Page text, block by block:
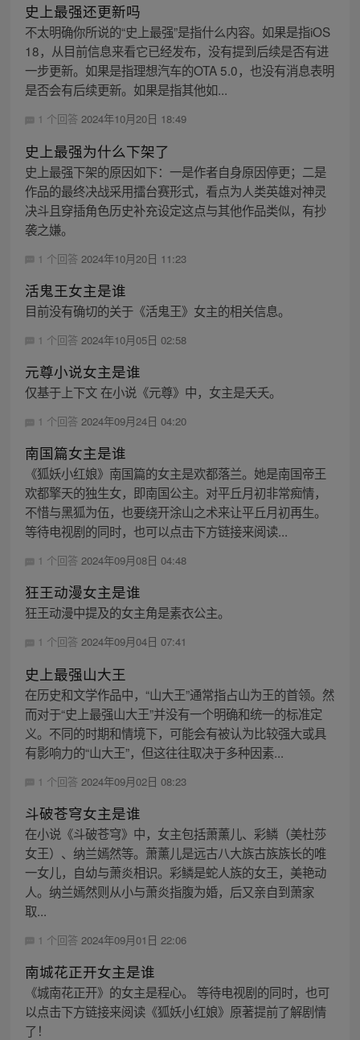
史上最强还更新吗
不太明确你所说的“史上最强”是指什么内容。如果是指iOS
18，从目前信息来看它已经发布，没有提到后续是否有进
一步更新。如果是指理想汽车的OTA 5.0，也没有消息表明
是否会有后续更新。如果是指其他如...
1 个回答 2024年10月20日 18:49
史上最强为什么下架了
史上最强下架的原因如下：一是作者自身原因停更；二是
作品的最终决战采用擂台赛形式，看点为人类英雄对神灵
决斗且穿插角色历史补充设定这点与其他作品类似，有抄
袭之嫌。
1 个回答 2024年10月20日 11:23
活鬼王女主是谁
目前没有确切的关于《活鬼王》女主的相关信息。
1 个回答 2024年10月05日 02:58
元尊小说女主是谁
仅基于上下文 在小说《元尊》中，女主是夭夭。
1 个回答 2024年09月24日 04:20
南国篇女主是谁
《狐妖小红娘》南国篇的女主是欢都落兰。她是南国帝王
欢都擎天的独生女，即南国公主。对平丘月初非常痴情，
不惜与黑狐为伍，也要绕开涂山之术来让平丘月初再生。
等待电视剧的同时，也可以点击下方链接来阅读...
1 个回答 2024年09月08日 04:48
狂王动漫女主是谁
狂王动漫中提及的女主角是素衣公主。
1 个回答 2024年09月04日 07:41
史上最强山大王
在历史和文学作品中，“山大王”通常指占山为王的首领。然
而对于“史上最强山大王”并没有一个明确和统一的标准定
义。不同的时期和情境下，可能会有被认为比较强大或具
有影响力的“山大王”，但这往往取决于多种因素...
1 个回答 2024年09月02日 08:23
斗破苍穹女主是谁
在小说《斗破苍穹》中，女主包括萧薰儿、彩鳞（美杜莎
女王）、纳兰嫣然等。萧薰儿是远古八大族古族族长的唯
一女儿，自幼与萧炎相识。彩鳞是蛇人族的女王，美艳动
人。纳兰嫣然则从小与萧炎指腹为婚，后又亲自到萧家
取...
1 个回答 2024年09月01日 22:06
南城花正开女主是谁
《城南花正开》的女主是程心。 等待电视剧的同时，也可
以点击下方链接来阅读《狐妖小红娘》原著提前了解剧情
了！